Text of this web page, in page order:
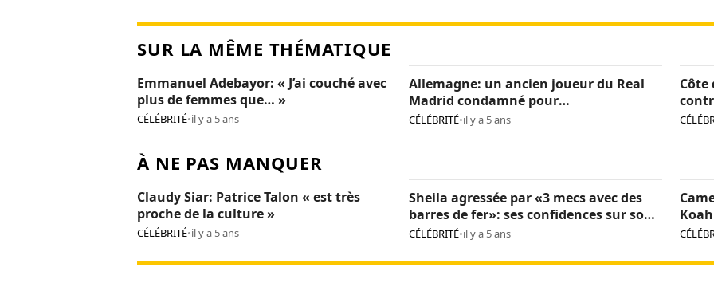
SUR LA MÊME THÉMATIQUE
Emmanuel Adebayor: « J’ai couché avec
plus de femmes que… »
CÉLÉBRITÉ•il y a 5 ans
Allemagne: un ancien joueur du Real
Madrid condamné pour
pédopornographie
CÉLÉBRITÉ•il y a 5 ans
Côte
À NE PAS MANQUER
Claudy Siar: Patrice Talon « est très
proche de la culture »
CÉLÉBRITÉ•il y a 5 ans
Sheila agressée par «3 mecs avec des
barres de fer»: ses confidences sur son
calvaire
CÉLÉBRITÉ•il y a 5 ans